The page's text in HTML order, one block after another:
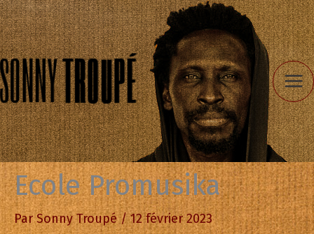
Aller
au
contenu
Ecole Promusika
ParSonny Troupé/12 février 2023